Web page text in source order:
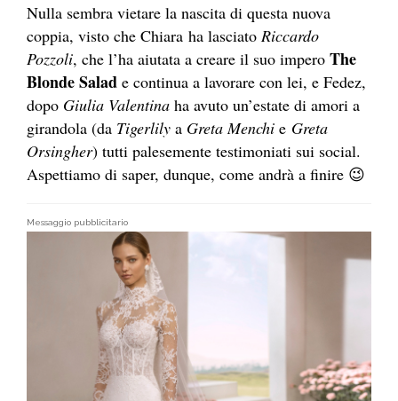
Nulla sembra vietare la nascita di questa nuova
coppia, visto che Chiara ha lasciato Riccardo
Pozzoli, che l’ha aiutata a creare il suo impero The
Blonde Salad e continua a lavorare con lei, e Fedez,
dopo Giulia Valentina ha avuto un’estate di amori a
girandola (da Tigerlily a Greta Menchi e Greta
Orsingher) tutti palesemente testimoniati sui social.
Aspettiamo di saper, dunque, come andrà a finire 😉
Messaggio pubblicitario